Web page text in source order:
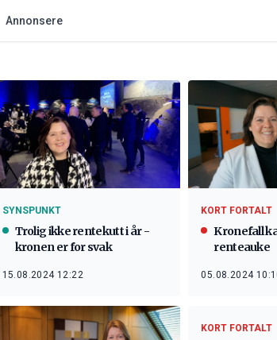
Annonsere
SYNSPUNKT
Trolig ikke rentekutt i år -
kronen er for svak
15.08.2024 12:22
KORT FORTALT
Kronefall
renteauke
05.08.2024
KORT FORTALT